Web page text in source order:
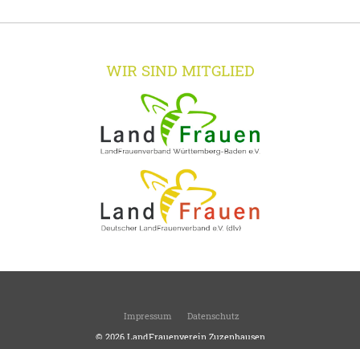
WIR SIND MITGLIED
Impressum
Datenschutz
© 2026 LandFrauenverein Zuzenhausen